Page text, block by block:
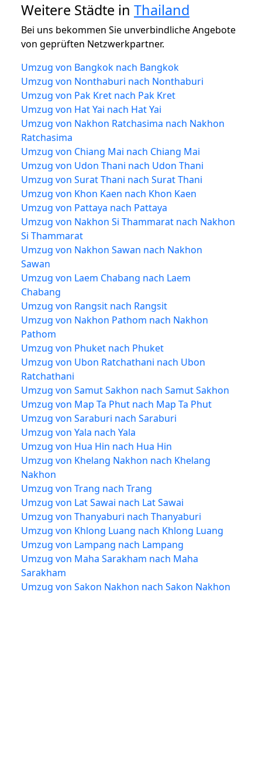
Weitere Städte in Thailand
Bei uns bekommen Sie unverbindliche Angebote
von geprüften Netzwerkpartner.
Umzug von Bangkok nach Bangkok
Umzug von Nonthaburi nach Nonthaburi
Umzug von Pak Kret nach Pak Kret
Umzug von Hat Yai nach Hat Yai
Umzug von Nakhon Ratchasima nach Nakhon
Ratchasima
Umzug von Chiang Mai nach Chiang Mai
Umzug von Udon Thani nach Udon Thani
Umzug von Surat Thani nach Surat Thani
Umzug von Khon Kaen nach Khon Kaen
Umzug von Pattaya nach Pattaya
Umzug von Nakhon Si Thammarat nach Nakhon
Si Thammarat
Umzug von Nakhon Sawan nach Nakhon
Sawan
Umzug von Laem Chabang nach Laem
Chabang
Umzug von Rangsit nach Rangsit
Umzug von Nakhon Pathom nach Nakhon
Pathom
Umzug von Phuket nach Phuket
Umzug von Ubon Ratchathani nach Ubon
Ratchathani
Umzug von Samut Sakhon nach Samut Sakhon
Umzug von Map Ta Phut nach Map Ta Phut
Umzug von Saraburi nach Saraburi
Umzug von Yala nach Yala
Umzug von Hua Hin nach Hua Hin
Umzug von Khelang Nakhon nach Khelang
Nakhon
Umzug von Trang nach Trang
Umzug von Lat Sawai nach Lat Sawai
Umzug von Thanyaburi nach Thanyaburi
Umzug von Khlong Luang nach Khlong Luang
Umzug von Lampang nach Lampang
Umzug von Maha Sarakham nach Maha
Sarakham
Umzug von Sakon Nakhon nach Sakon Nakhon